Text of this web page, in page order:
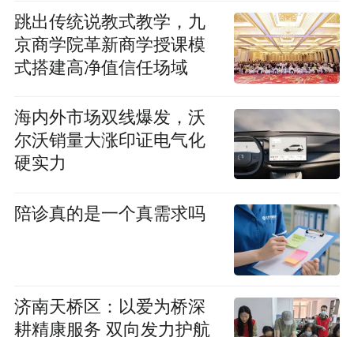
跳出传统说教式教学，九
京商学院革新商学授课模
式搭建高净值信任场域
海内外市场双线爆发，沃
尔沃销量大涨印证电气化
硬实力
陪诊真的是一个真需求吗
济南天桥区：以爱为桥深
耕精康服务 双向发力护航